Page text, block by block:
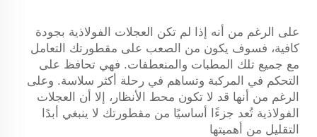
على الرغم من أنه إذا لم تكن العجلات الفولاذية بجودة
كافية، فسوف يكون من الصعب على مقطورتك التعامل
مع جميع تلك المطبات والمنعطفات. فهي تحافظ على
التحكم في المركبة وتساهم في رحلة أكثر سلاسة. وعلى
الرغم من أنها قد لا تكون محط الأنظار، إلا أن العجلات
الفولاذية تُعد جزءًا أساسيًا من مقطورتك لا ينبغي أبدًا
التقليل من أهميتها